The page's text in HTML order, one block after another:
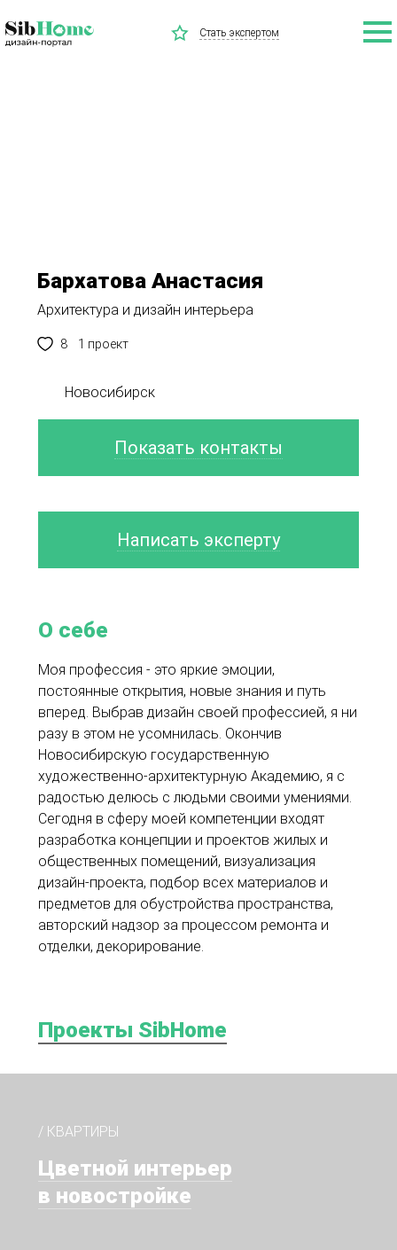
Стать экспертом
Бархатова Анастасия
Архитектура и дизайн интерьера
8 1 проект
О себе
Моя профессия - это яркие эмоции,
постоянные открытия, новые знания и путь
вперед. Выбрав дизайн своей профессией, я ни
разу в этом не усомнилась. Окончив
Новосибирскую государственную
художественно-архитектурную Академию, я с
радостью делюсь с людьми своими умениями.
Сегодня в сферу моей компетенции входят
разработка концепции и проектов жилых и
общественных помещений, визуализация
дизайн-проекта, подбор всех материалов и
предметов для обустройства пространства,
авторский надзор за процессом ремонта и
отделки, декорирование.
Новосибирск
Показать контакты
Написать эксперту
Проекты SibHome
/ КВАРТИРЫ
Цветной интерьер
в новостройке